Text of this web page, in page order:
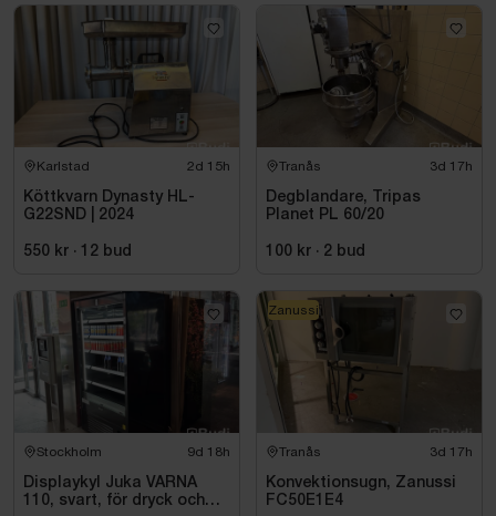
Karlstad 2d 15h
Köttkvarn Dynasty HL-
G22SND | 2024
550 kr · 12 bud
Tranås 3d 17h
Degblandare, Tripas
Planet PL 60/20
100 kr · 2 bud
Stockholm 9d 18h
Displaykyl Juka VARNA
110, svart, för dryck och
Tranås 3d 17h
Konvektionsugn, Zanussi
FC50E1E4
Zanussi